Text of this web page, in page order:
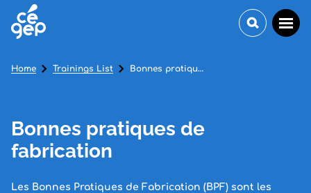
Bonnes pratiques de
fabrication
Les Bonnes Pratiques de Fabrication (BPF) sont les
Home Trainings List Bonnes pratiques de fabrication